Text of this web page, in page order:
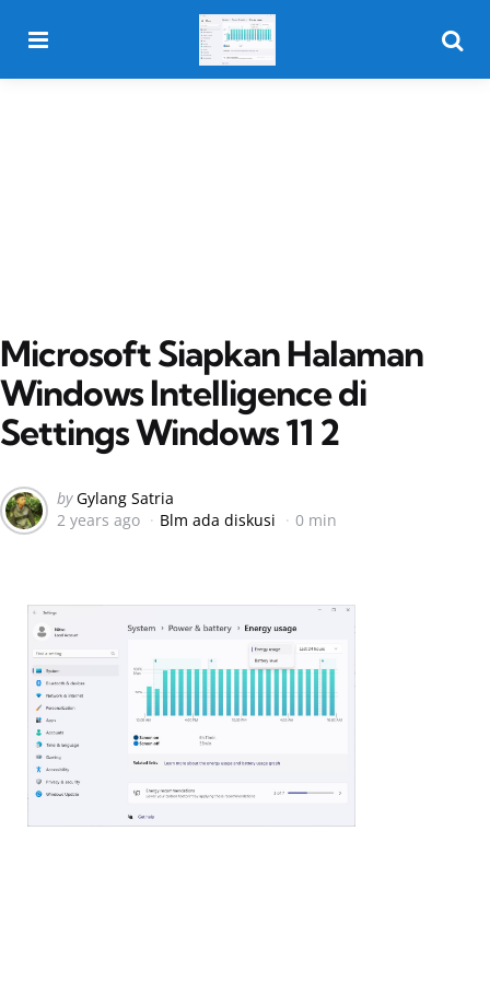
Microsoft Siapkan Halaman
Windows Intelligence di
Settings Windows 11 2
Posted
by
by Gylang Satria
2 years ago
Blm ada diskusi 0 min